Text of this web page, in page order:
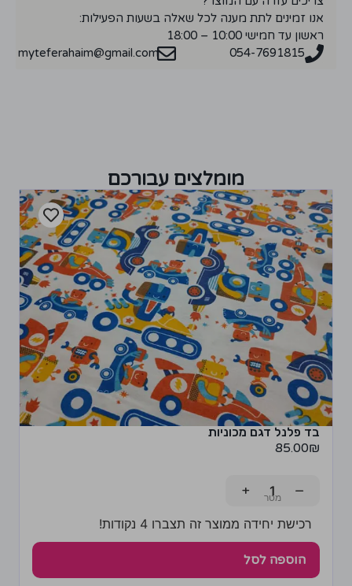
אנו זמינים לתת מענה לכל שאלה בשעות הפעילות:
ראשון עד חמישי 10:00 – 18:00
054-7691815
myteferahaim@gmail.com
מומלצים עבורכם
בד פלנל דגם מכוניות
85.00₪
−
+
רכישת יחידה ממוצר זה תצברו 4 נקודות!
הוספה לסל